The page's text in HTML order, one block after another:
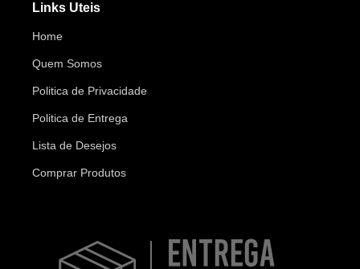
Links Uteis
Home
Quem Somos
Politica de Privacidade
Politica de Entrega
Lista de Desejos
Comprar Produtos